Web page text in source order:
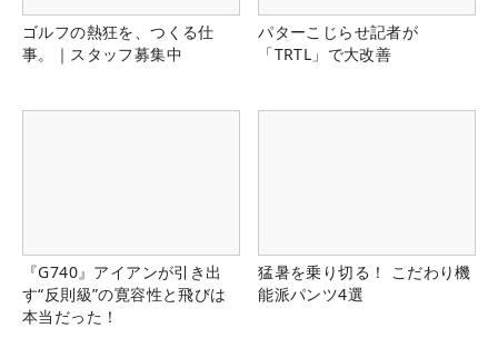
ゴルフの熱狂を、つくる仕
事。｜スタッフ募集中
パターこじらせ記者が
「TRTL」で大改善
『G740』アイアンが引き出
す“反則級”の寛容性と飛びは
本当だった！
猛暑を乗り切る！ こだわり機
能派パンツ4選